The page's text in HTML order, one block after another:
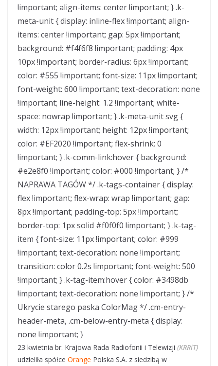
!important; align-items: center !important; } .k-
meta-unit { display: inline-flex !important; align-
items: center !important; gap: 5px !important;
background: #f4f6f8 !important; padding: 4px
10px !important; border-radius: 6px !important;
color: #555 !important; font-size: 11px !important;
font-weight: 600 !important; text-decoration: none
!important; line-height: 1.2 !important; white-
space: nowrap !important; } .k-meta-unit svg {
width: 12px !important; height: 12px !important;
color: #EF2020 !important; flex-shrink: 0
!important; } .k-comm-link:hover { background:
#e2e8f0 !important; color: #000 !important; } /*
NAPRAWA TAGÓW */ .k-tags-container { display:
flex !important; flex-wrap: wrap !important; gap:
8px !important; padding-top: 5px !important;
border-top: 1px solid #f0f0f0 !important; } .k-tag-
item { font-size: 11px !important; color: #999
!important; text-decoration: none !important;
transition: color 0.2s !important; font-weight: 500
!important; } .k-tag-item:hover { color: #3498db
!important; text-decoration: none !important; } /*
Ukrycie starego paska ColorMag */ .cm-entry-
header-meta, .cm-below-entry-meta { display:
none !important; }
23 kwietnia br. Krajowa Rada Radiofonii i Telewizji (KRRiT)
udzieliła spółce Orange Polska S.A. z siedzibą w